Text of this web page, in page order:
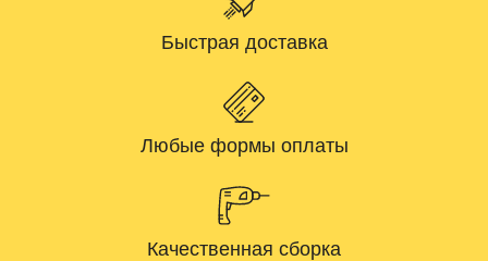
Быстрая доставка
Любые формы оплаты
Качественная сборка